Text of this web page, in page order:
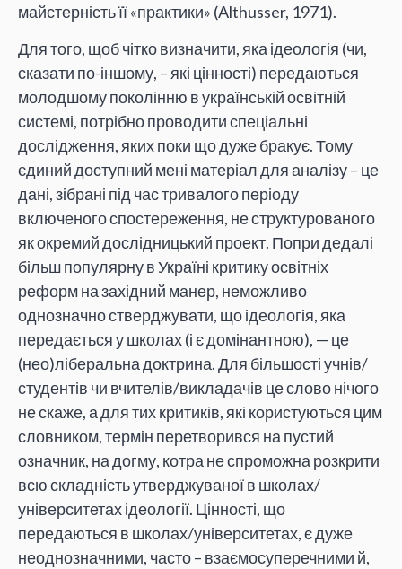
майстерність її «практики» (Althusser, 1971).
Для того, щоб чітко визначити, яка ідеологія (чи,
сказати по-іншому, – які цінності) передаються
молодшому поколінню в українській освітній
системі, потрібно проводити спеціальні
дослідження, яких поки що дуже бракує. Тому
єдиний доступний мені матеріал для аналізу – це
дані, зібрані під час тривалого періоду
включеного спостереження, не структурованого
як окремий дослідницький проект. Попри дедалі
більш популярну в Україні критику освітніх
реформ на західний манер, неможливо
однозначно стверджувати, що ідеологія, яка
передається у школах (і є домінантною), — це
(нео)ліберальна доктрина. Для більшості учнів/
студентів чи вчителів/викладачів це слово нічого
не скаже, а для тих критиків, які користуються цим
словником, термін перетворився на пустий
означник, на догму, котра не спроможна розкрити
всю складність утверджуваної в школах/
університетах ідеології. Цінності, що
передаються в школах/університетах, є дуже
неоднозначними, часто – взаємосуперечними й,